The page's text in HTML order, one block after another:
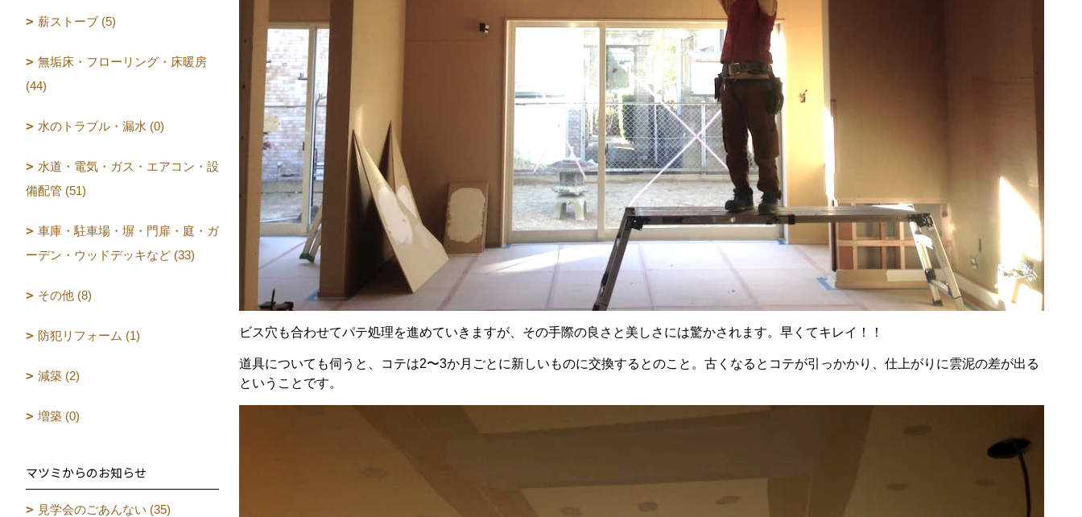
ビス穴も合わせてパテ処理を進めていきますが、その手際の良さと美しさには驚かされます。早くてキレイ！！
道具についても伺うと、コテは2〜3か月ごとに新しいものに交換するとのこと。古くなるとコテが引っかかり、仕上がりに雲泥の差が出る
ということです。
薪ストーブ (5)
無垢床・フローリング・床暖房
(44)
水のトラブル・漏水 (0)
水道・電気・ガス・エアコン・設
備配管 (51)
車庫・駐車場・塀・門扉・庭・ガ
ーデン・ウッドデッキなど (33)
その他 (8)
防犯リフォーム (1)
減築 (2)
増築 (0)
マツミからのお知らせ
見学会のごあんない (35)